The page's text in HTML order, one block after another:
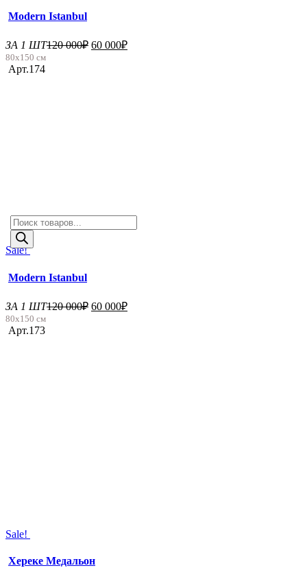
Modern Istanbul
ЗА 1 ШТ120 000₽ 60 000₽
80х150 см
Арт.174
Sale!
Modern Istanbul
ЗА 1 ШТ120 000₽ 60 000₽
80х150 см
Арт.173
Sale!
Хереке Медальон
Поиск
товаров